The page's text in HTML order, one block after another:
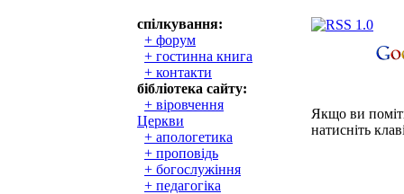
спілкування:
+ форум
+ гостинна книга
+ контакти
бібліотека сайту:
+ віровчення
Церкви
+ апологетика
+ проповідь
+ богослужіння
+ педагогіка
Якщо ви
натисніть